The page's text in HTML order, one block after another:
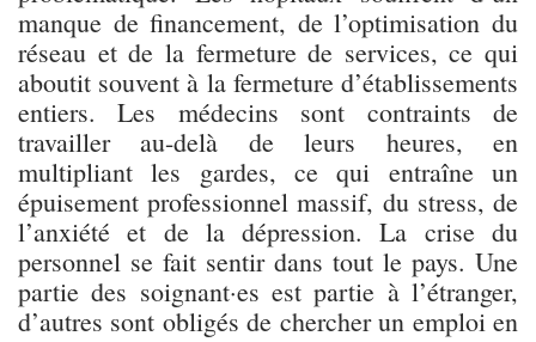
manque de financement, de l’optimisation du
réseau et de la fermeture de services, ce qui
aboutit souvent à la fermeture d’établissements
entiers. Les médecins sont contraints de
travailler au-delà de leurs heures, en
multipliant les gardes, ce qui entraîne un
épuisement professionnel massif, du stress, de
l’anxiété et de la dépression. La crise du
personnel se fait sentir dans tout le pays. Une
partie des soignant·es est partie à l’étranger,
d’autres sont obligés de chercher un emploi en